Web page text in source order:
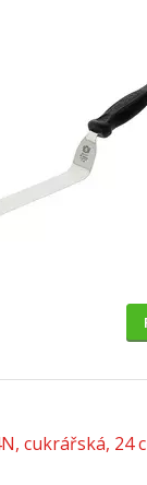
cukrářská, 24